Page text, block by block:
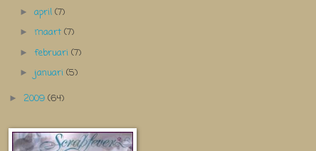
►april(7)
► maart(7)
►februari(7)
► januari(5)
► 2009 (64)